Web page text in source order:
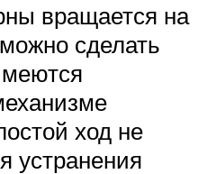
вращается на
сделать
ход не
устранения